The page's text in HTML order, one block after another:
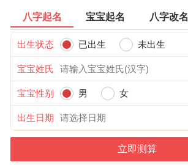
八字起名 宝宝起名 八字改名
出生状态 已出生 未出生
宝宝姓氏
宝宝性别 男 女
出生日期